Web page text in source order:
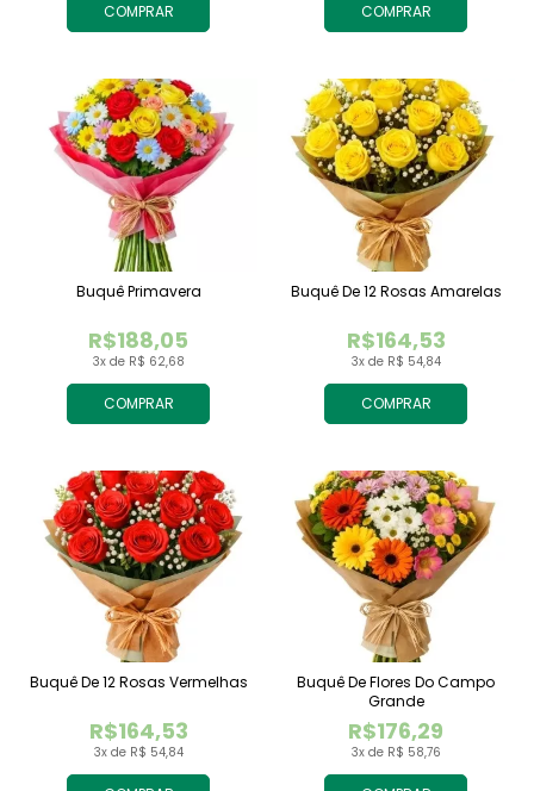
COMPRAR COMPRAR
COMPRAR
3x de R$ 62,68
R$188,05
Buquê Primavera
COMPRAR
3x de R$ 54,84
R$164,53
Buquê De 12 Rosas Amarelas
3x de R$ 54,84
R$164,53
Buquê De 12 Rosas Vermelhas
3x de R$ 58,76
R$176,29
Buquê De Flores Do Campo
Grande